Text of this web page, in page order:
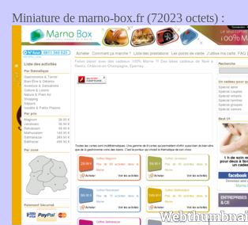
Miniature de marno-box.fr (72023 octets) :